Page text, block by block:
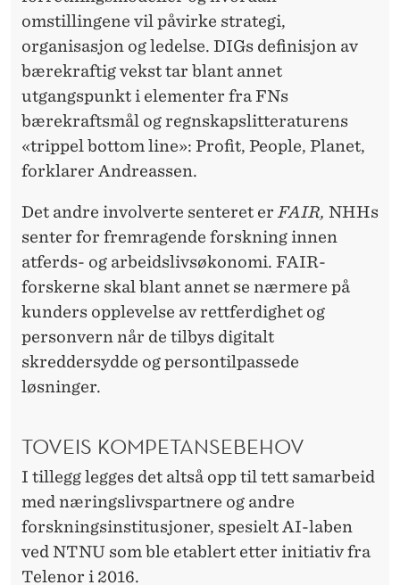
omstillingene vil påvirke strategi,
organisasjon og ledelse. DIGs definisjon av
bærekraftig vekst tar blant annet
utgangspunkt i elementer fra FNs
bærekraftsmål og regnskapslitteraturens
«trippel bottom line»: Profit, People, Planet,
forklarer Andreassen.
Det andre involverte senteret er FAIR, NHHs
senter for fremragende forskning innen
atferds- og arbeidslivsøkonomi. FAIR-
forskerne skal blant annet se nærmere på
kunders opplevelse av rettferdighet og
personvern når de tilbys digitalt
skreddersydde og persontilpassede
løsninger.
TOVEIS KOMPETANSEBEHOV
I tillegg legges det altså opp til tett samarbeid
med næringslivspartnere og andre
forskningsinstitusjoner, spesielt AI-laben
ved NTNU som ble etablert etter initiativ fra
Telenor i 2016.